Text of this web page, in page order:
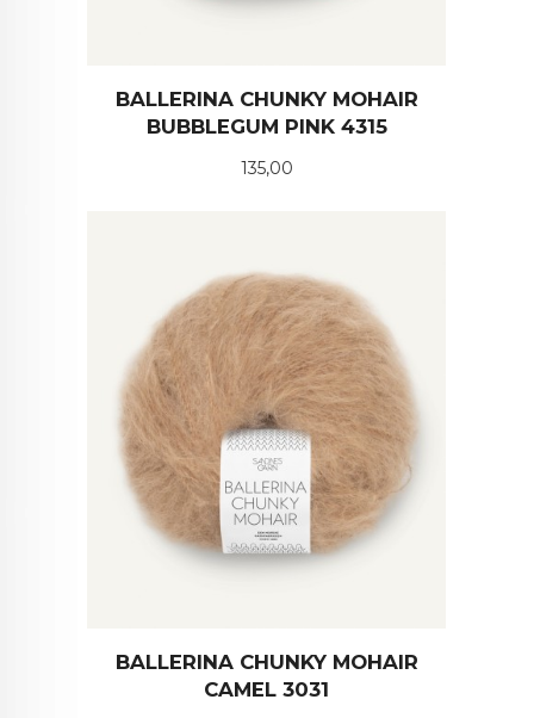
BALLERINA CHUNKY MOHAIR
BUBBLEGUM PINK 4315
Pris
135,00
BALLERINA CHUNKY MOHAIR
CAMEL 3031